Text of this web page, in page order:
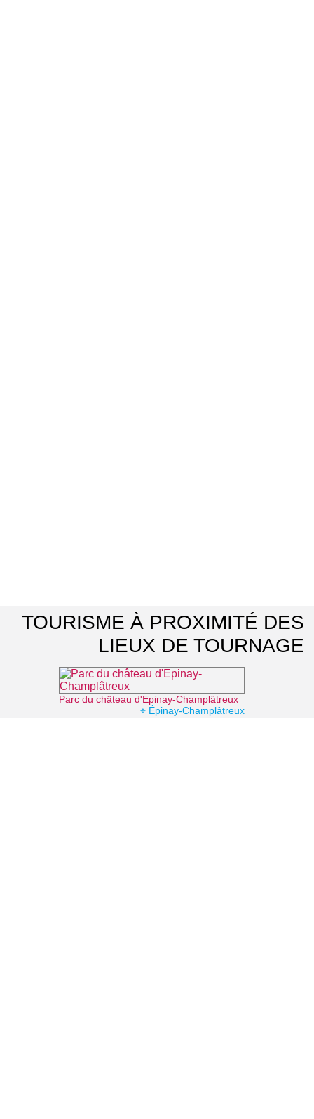
TOURISME À PROXIMITÉ DES
LIEUX DE TOURNAGE
Parc du château d'Epinay-Champlâtreux
⌖ Épinay-Champlâtreux